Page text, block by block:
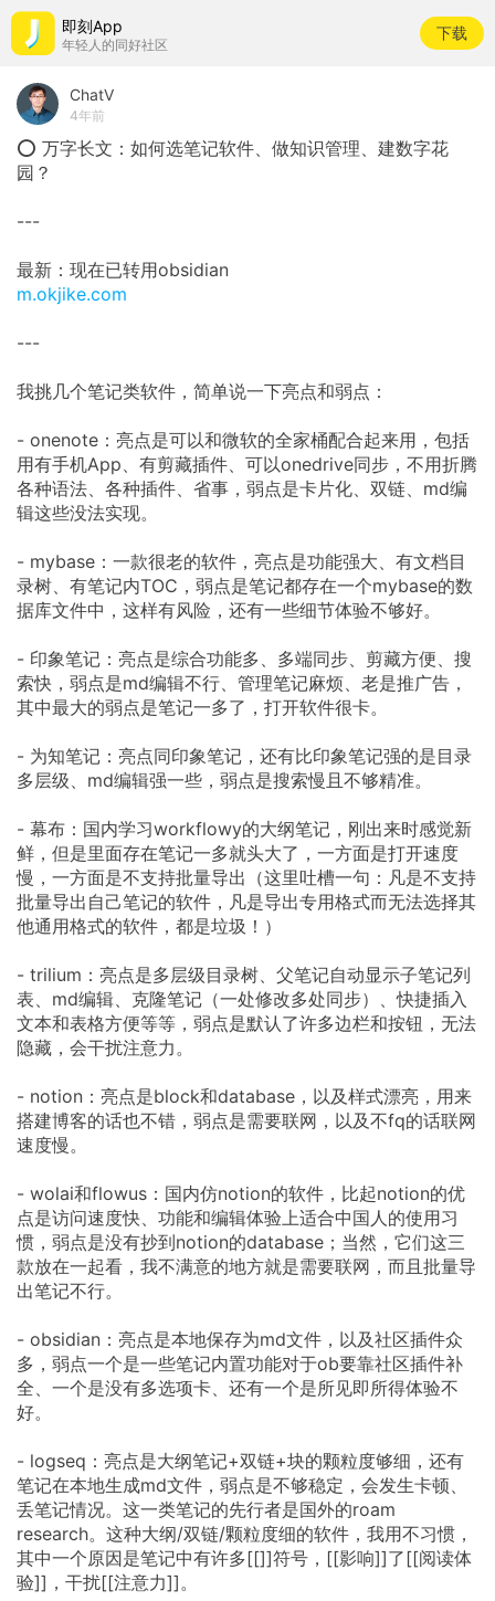
即刻App
年轻人的同好社区
下载
ChatV
4年前
⭕ 万字长文：如何选笔记软件、做知识管理、建数字花
园？
---
最新：现在已转用obsidian
m.okjike.com
---
我挑几个笔记类软件，简单说一下亮点和弱点：
- onenote：亮点是可以和微软的全家桶配合起来用，包括
用有手机App、有剪藏插件、可以onedrive同步，不用折腾
各种语法、各种插件、省事，弱点是卡片化、双链、md编
辑这些没法实现。
- mybase：一款很老的软件，亮点是功能强大、有文档目
录树、有笔记内TOC，弱点是笔记都存在一个mybase的数
据库文件中，这样有风险，还有一些细节体验不够好。
- 印象笔记：亮点是综合功能多、多端同步、剪藏方便、搜
索快，弱点是md编辑不行、管理笔记麻烦、老是推广告，
其中最大的弱点是笔记一多了，打开软件很卡。
- 为知笔记：亮点同印象笔记，还有比印象笔记强的是目录
多层级、md编辑强一些，弱点是搜索慢且不够精准。
- 幕布：国内学习workflowy的大纲笔记，刚出来时感觉新
鲜，但是里面存在笔记一多就头大了，一方面是打开速度
慢，一方面是不支持批量导出（这里吐槽一句：凡是不支持
批量导出自己笔记的软件，凡是导出专用格式而无法选择其
他通用格式的软件，都是垃圾！）
- trilium：亮点是多层级目录树、父笔记自动显示子笔记列
表、md编辑、克隆笔记（一处修改多处同步）、快捷插入
文本和表格方便等等，弱点是默认了许多边栏和按钮，无法
隐藏，会干扰注意力。
- notion：亮点是block和database，以及样式漂亮，用来
搭建博客的话也不错，弱点是需要联网，以及不fq的话联网
速度慢。
- wolai和flowus：国内仿notion的软件，比起notion的优
点是访问速度快、功能和编辑体验上适合中国人的使用习
惯，弱点是没有抄到notion的database；当然，它们这三
款放在一起看，我不满意的地方就是需要联网，而且批量导
出笔记不行。
- obsidian：亮点是本地保存为md文件，以及社区插件众
多，弱点一个是一些笔记内置功能对于ob要靠社区插件补
全、一个是没有多选项卡、还有一个是所见即所得体验不
好。
- logseq：亮点是大纲笔记+双链+块的颗粒度够细，还有
笔记在本地生成md文件，弱点是不够稳定，会发生卡顿、
丢笔记情况。这一类笔记的先行者是国外的roam
research。这种大纲/双链/颗粒度细的软件，我用不习惯，
其中一个原因是笔记中有许多[[]]符号，[[影响]]了[[阅读体
验]]，干扰[[注意力]]。